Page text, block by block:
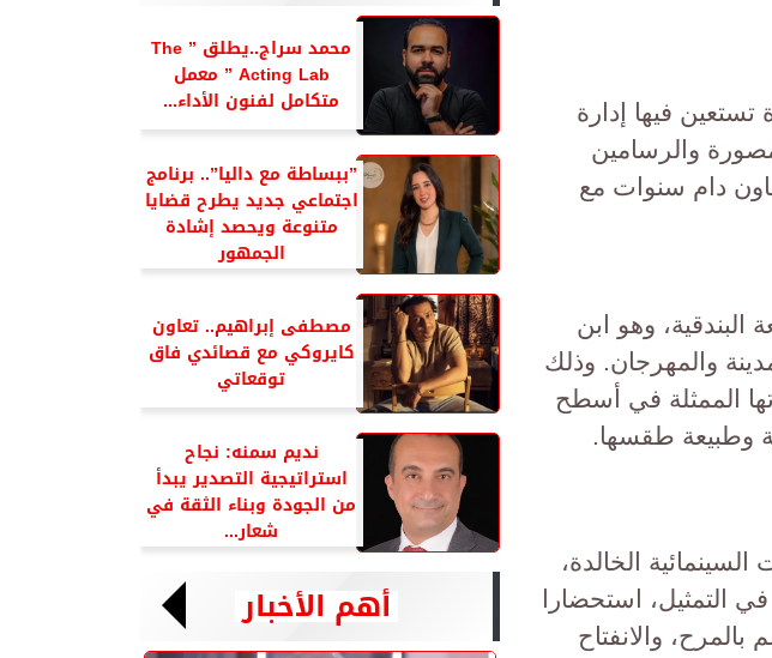
فيها إدارة
والرسامين
الدورة الـ82. وذلك بعد تعاون دام سنوات مع
وهو ابن
والمهرجان. وذلك
الممثلة في أسطح
وطبيعة طقسها.
الخالدة،
التمثيل، استحضارا
والانفتاح
محمد سراج..يطلق ” The
Acting Lab ” معمل
متكامل لفنون الأداء...
”ببساطة مع داليا”.. برنامج
اجتماعي جديد يطرح قضايا
متنوعة ويحصد إشادة
الجمهور
مصطفى إبراهيم.. تعاون
كايروكي مع قصائدي فاق
توقعاتي
نديم سمنه: نجاح
استراتيجية التصدير يبدأ
من الجودة وبناء الثقة في
شعار...
أهم الأخبار